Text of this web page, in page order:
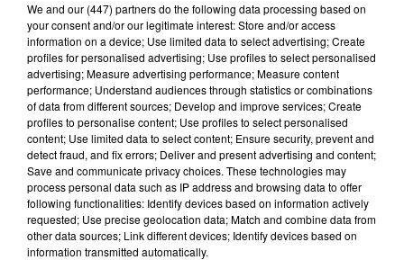
Lecture (3 min 49 sec)
100%
We and our (447) partnersdo the following data processing based on
your consent and/or our legitimate interest: Store and/or access
information on a device; Use limited data to select advertising; Create
profiles for personalised advertising; Use profiles to select personalised
advertising; Measure advertising performance; Measure content
performance; Understand audiences through statistics or combinations
of data from different sources; Develop and improve services; Create
profiles to personalise content; Use profiles to select personalised
content; Use limited data to select content; Ensure security, prevent and
detect fraud, and fix errors; Deliver and present advertising and content;
Save and communicate privacy choices. These technologies may
process personal data such as IP address and browsing data to offer
following functionalities: Identify devices based on information actively
requested; Use precise geolocation data; Match and combine data from
other data sources; Link different devices; Identify devices based on
information transmitted automatically.